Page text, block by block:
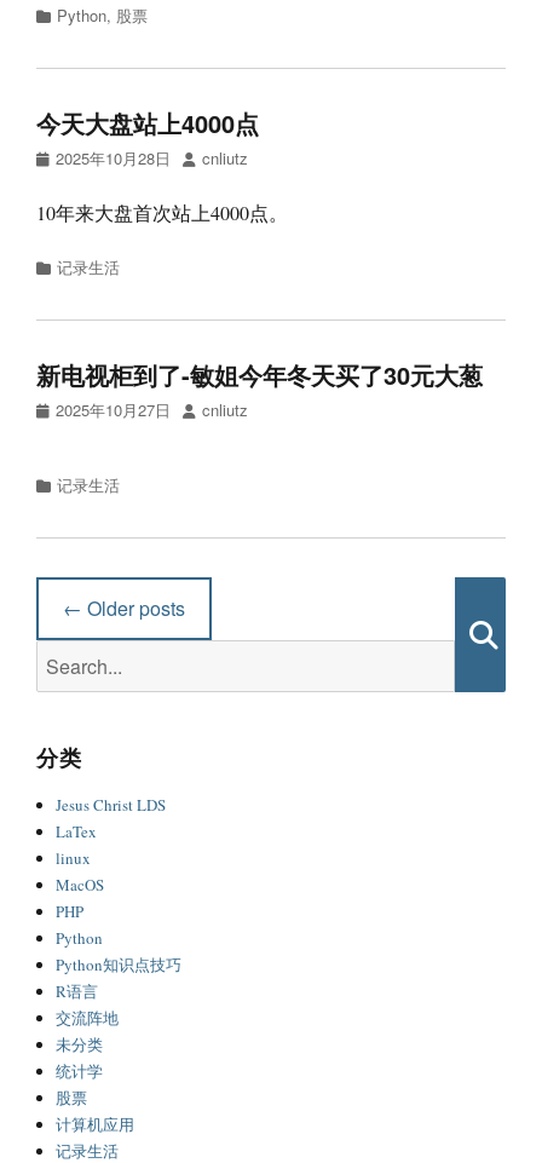
Categories
Python, 股票
今天大盘站上4000点
Posted
2025年10月28日 Authorcnliutz
10年来大盘首次站上4000点。
Categories
记录生活
新电视柜到了-敏姐今年冬天买了30元大葱
Posted
2025年10月27日 Authorcnliutz
Categories
记录生活
navigation
← Older posts
for:
分类
Jesus Christ LDS
LaTex
linux
MacOS
PHP
Python
Python知识点技巧
R语言
交流阵地
未分类
统计学
股票
计算机应用
记录生活